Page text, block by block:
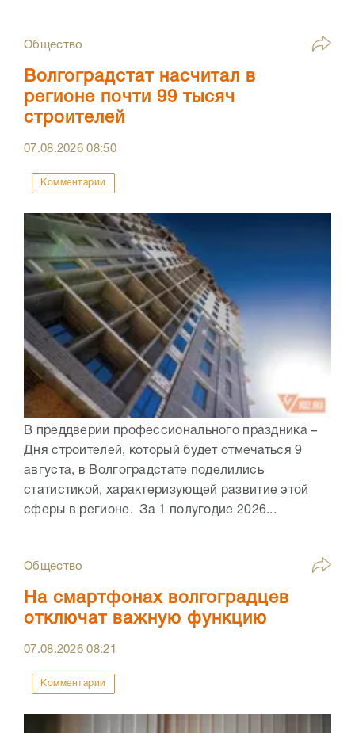
Общество
Волгоградстат насчитал в
регионе почти 99 тысяч
строителей
07.08.202608:50
Комментарии
В преддверии профессионального праздника –
Дня строителей, который будет отмечаться 9
августа, в Волгоградстате поделились
статистикой, характеризующей развитие этой
сферы в регионе. За 1 полугодие 2026...
Общество
На смартфонах волгоградцев
отключат важную функцию
07.08.202608:21
Комментарии